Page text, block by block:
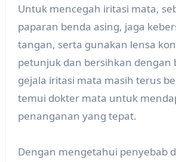
Untuk mencegah iritasi mata,
paparan benda asing, jaga
tangan, serta gunakan lensa
petunjuk dan bersihkan dengan
gejala iritasi mata masih terus
temui dokter mata untuk
penanganan yang tepat.
Dengan mengetahui penyebab